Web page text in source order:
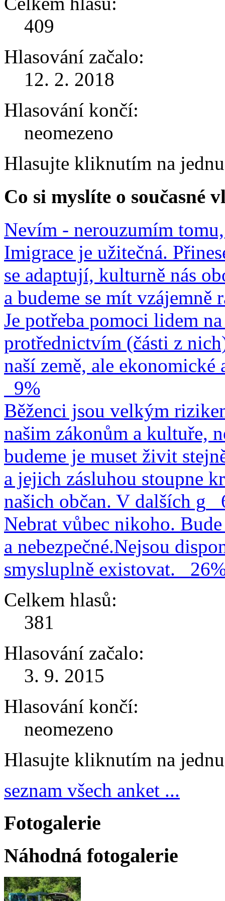
409
Hlasování začalo:
12. 2. 2018
Hlasování končí:
neomezeno
Hlasujte kliknutím na
Co si myslíte o současné
Nevím - nerouzumím
Imigrace je užitečná.
se adaptují, kulturně nás
a budeme se mít vzájemně
Je potřeba pomoci lidem
protřednictvím (části z
naší země, ale
9%
Běženci jsou velkým
našim zákonům a kultuře,
budeme je muset živit
a jejich zásluhou stoupne
našich občan. V dalších g
Nebrat vůbec nikoho.
a nebezpečné.Nejsou
smysluplně existovat.
Celkem hlasů:
381
Hlasování začalo:
3. 9. 2015
Hlasování končí:
neomezeno
Hlasujte kliknutím na
seznam všech anket ...
Fotogalerie
Náhodná fotogalerie